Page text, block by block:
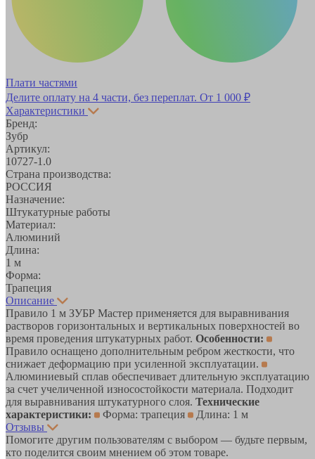
Плати частями
Делите оплату на 4 части, без переплат. От 1 000 ₽
Характеристики
Бренд:
Зубр
Артикул:
10727-1.0
Страна производства:
РОССИЯ
Назначение:
Штукатурные работы
Материал:
Алюминий
Длина:
1 м
Форма:
Трапеция
Описание
Правило 1 м ЗУБР Мастер применяется для выравнивания
растворов горизонтальных и вертикальных поверхностей во
время проведения штукатурных работ. Особенности:
Правило оснащено дополнительным ребром жесткости, что
снижает деформацию при усиленной эксплуатации.
Алюминиевый сплав обеспечивает длительную эксплуатацию
за счет учеличенной износостойкости материала. Подходит
для выравнивания штукатурного слоя. Технические
характеристики:
Форма: трапеция
Длина: 1 м
Отзывы
Помогите другим пользователям с выбором — будьте первым,
кто поделится своим мнением об этом товаре.